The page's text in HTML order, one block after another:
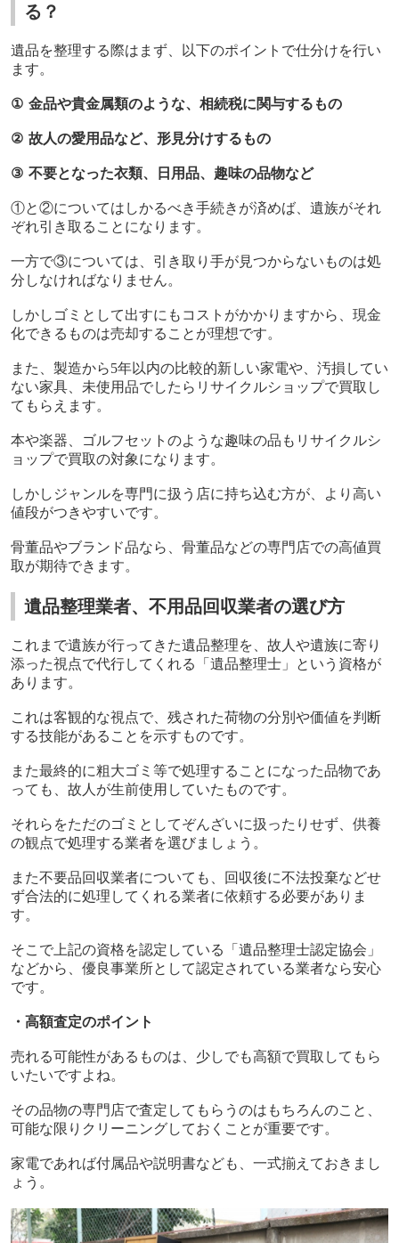
る？
遺品を整理する際はまず、以下のポイントで仕分けを行い
ます。
① 金品や貴金属類のような、相続税に関与するもの
② 故人の愛用品など、形見分けするもの
③ 不要となった衣類、日用品、趣味の品物など
①と②についてはしかるべき手続きが済めば、遺族がそれ
ぞれ引き取ることになります。
一方で③については、引き取り手が見つからないものは処
分しなければなりません。
しかしゴミとして出すにもコストがかかりますから、現金
化できるものは売却することが理想です。
また、製造から5年以内の比較的新しい家電や、汚損してい
ない家具、未使用品でしたらリサイクルショップで買取し
てもらえます。
本や楽器、ゴルフセットのような趣味の品もリサイクルシ
ョップで買取の対象になります。
しかしジャンルを専門に扱う店に持ち込む方が、より高い
値段がつきやすいです。
骨董品やブランド品なら、骨董品などの専門店での高値買
取が期待できます。
遺品整理業者、不用品回収業者の選び方
これまで遺族が行ってきた遺品整理を、故人や遺族に寄り
添った視点で代行してくれる「遺品整理士」という資格が
あります。
これは客観的な視点で、残された荷物の分別や価値を判断
する技能があることを示すものです。
また最終的に粗大ゴミ等で処理することになった品物であ
っても、故人が生前使用していたものです。
それらをただのゴミとしてぞんざいに扱ったりせず、供養
の観点で処理する業者を選びましょう。
また不要品回収業者についても、回収後に不法投棄などせ
ず合法的に処理してくれる業者に依頼する必要がありま
す。
そこで上記の資格を認定している「遺品整理士認定協会」
などから、優良事業所として認定されている業者なら安心
です。
・高額査定のポイント
売れる可能性があるものは、少しでも高額で買取してもら
いたいですよね。
その品物の専門店で査定してもらうのはもちろんのこと、
可能な限りクリーニングしておくことが重要です。
家電であれば付属品や説明書なども、一式揃えておきまし
ょう。